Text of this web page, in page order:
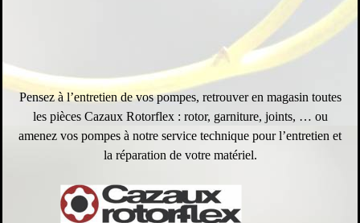
Pensez à l’entretien de vos pompes, retrouver en magasin toutes
les pièces Cazaux Rotorflex : rotor, garniture, joints, … ou
amenez vos pompes à notre service technique pour l’entretien et
la réparation de votre matériel.